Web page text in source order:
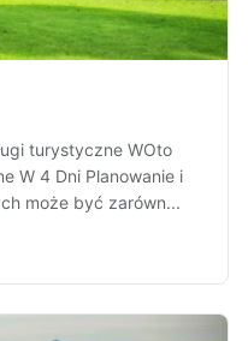
turystyczne WOto
W 4 Dni Planowanie i
może być zarówn...